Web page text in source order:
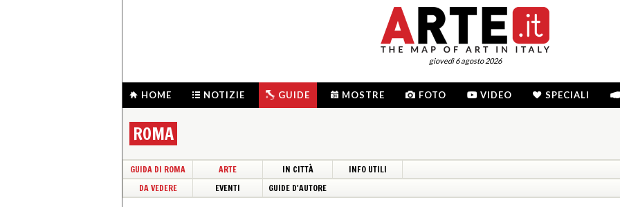
giovedì 6 agosto 2026
HOME NOTIZIE GUIDE MOSTRE FOTO VIDEO SPECIALI
ROMA
GUIDA DI ROMA ARTE IN CITTÀ
INFO UTILI
DA VEDERE
EVENTI GUIDE D'AUTORE